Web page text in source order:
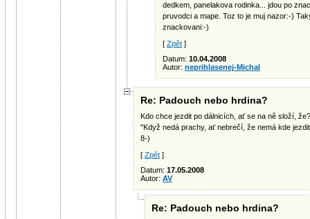
dedkem, panelakova rodinka... jdou po
pruvodci a mape. Toz to je muj nazor:-)
znackovani:-)
[ Zpět ]
Datum: 10.04.2008
Autor: neprihlasenej-Michal
Re: Padouch nebo hrdina?
Kdo chce jezdit po dálnicích, ať se na ně složí, že?
"Když nedá prachy, ať nebrečí, že nemá kde
8-)
[ Zpět ]
Datum: 17.05.2008
Autor: AV
Re: Padouch nebo hrdina?